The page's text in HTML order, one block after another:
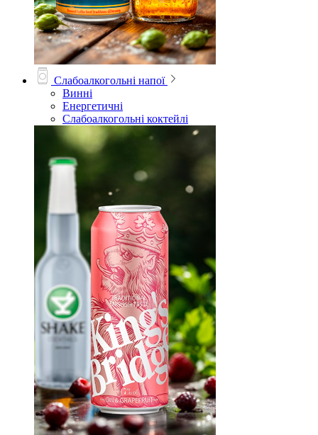
Слабоалкогольні напої
Винні
Енергетичні
Слабоалкогольні коктейлі